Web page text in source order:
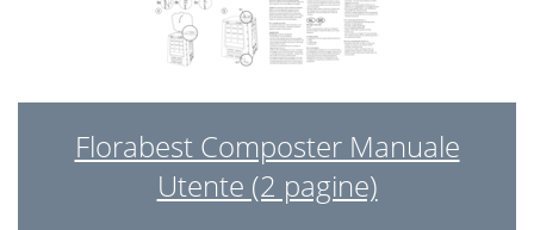
Florabest Composter Manuale
Utente (2 pagine)